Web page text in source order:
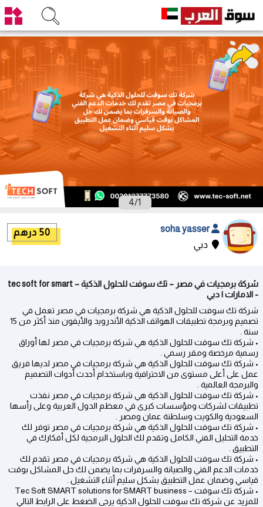
1
/
4
soha yasser
دبي
50 درهم
شركة برمجيات في مصر – تك سوفت للحلول الذكية – tec soft for smart
- الامارات | دبي
شركة تك سوفت للحلول الذكية هي شركة برمجيات في مصر تعمل في
تصميم وبرمجة تطبيقات الهواتف الذكية الأندرويد والأيفون منذ أكثر من 15
سنة .
• شركة تك سوفت للحلول الذكية هي شركة برمجيات في مصر لها أوراق
رسمية مرخصة ومقر رسمي .
• شركة تك سوفت للحلول الذكية هي شركة برمجيات في مصر لديها فريق
عمل على أعلى مستوى من الاحترافية وباستخدام أحدث أدوات التصميم
والبرمجة العالمية .
• شركة تك سوفت للحلول الذكية هي شركة برمجيات في مصر نفذت
تطبيقات لشركات ومؤسسات كبرى في معظم الدول العربية وعلى رأسها
السعودية والكويت وسلطنة عمان ومصر .
• شركة تك سوفت للحلول الذكية هي شركة برمجيات في مصر توفر لك
خدمة التحليل الفني الكامل وتقدم لك الحلول البرمجية لكل أفكارك في
التطبيق .
• شركة تك سوفت للحلول الذكية هي شركة برمجيات في مصر تقدم لك
خدمات الدعم الفني والصيانة والسرفرات بما يضمن لك حل المشاكل بوقت
قياسي وضمان عمل التطبيق بشكل سليم أثناء التشغيل .
• شركة تك سوفت – Tec Soft SMART solutions for SMART business
للمزيد عن شركة تك سوفت للحلول الذكية يرجى الضغط على الرابط التالي